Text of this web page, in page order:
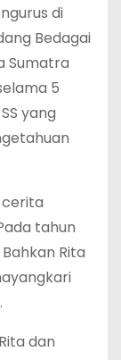
di
Bedagai
Sumatra
5
yang
cerita
tahun
Rita
dan